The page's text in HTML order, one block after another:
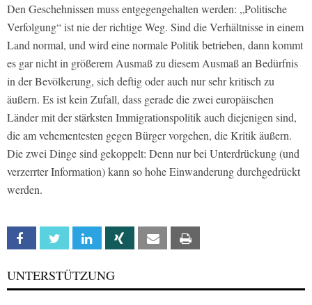
Den Geschehnissen muss entgegengehalten werden: „Politische
Verfolgung“ ist nie der richtige Weg. Sind die Verhältnisse in einem
Land normal, und wird eine normale Politik betrieben, dann kommt
es gar nicht in größerem Ausmaß zu diesem Ausmaß an Bedürfnis
in der Bevölkerung, sich deftig oder auch nur sehr kritisch zu
äußern. Es ist kein Zufall, dass gerade die zwei europäischen
Länder mit der stärksten Immigrationspolitik auch diejenigen sind,
die am vehementesten gegen Bürger vorgehen, die Kritik äußern.
Die zwei Dinge sind gekoppelt: Denn nur bei Unterdrückung (und
verzerrter Information) kann so hohe Einwanderung durchgedrückt
werden.
Facebook Twitter Linkedin Xing Email
UNTERSTÜTZUNG